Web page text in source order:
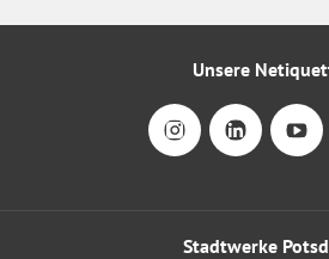
Stadtwerke
Unsere